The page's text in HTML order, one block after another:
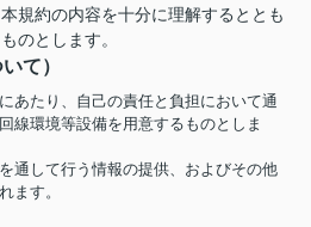
規約の内容を十分に理解するととも
のとします。
て）
あたり、自己の責任と負担において通
線環境等設備を用意するものとしま
通して行う情報の提供、およびその他
ます。